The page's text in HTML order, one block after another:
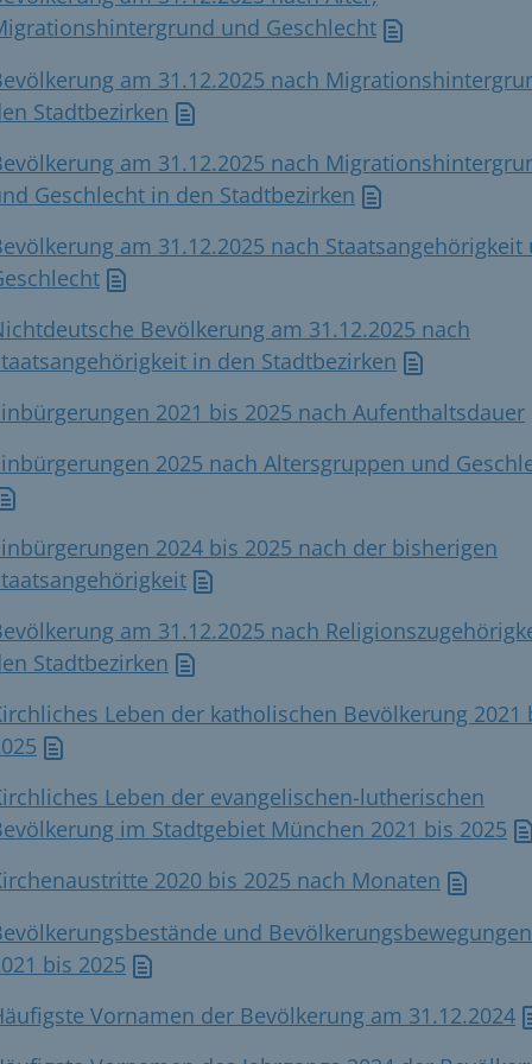
und Geschlecht
am 31.12.2025 nach
Stadtbezirken
am 31.12.2025 nach
Geschlecht in den Stadtbezirken
am 31.12.2025 nach Staatsangehörigkeit
Bevölkerung am 31.12.2025 nach
in den Stadtbezirken
2021 bis 2025 nach Aufenthaltsdauer
2025 nach Altersgruppen und
2024 bis 2025 nach der bisherigen
am 31.12.2025 nach
Stadtbezirken
Leben der katholischen Bevölkerung 2021
Leben der evangelischen-lutherischen
im Stadtgebiet München 2021 bis 2025
2020 bis 2025 nach Monaten
und Bevölkerungsbewegungen
bis 2025
Vornamen der Bevölkerung am 31.12.2024